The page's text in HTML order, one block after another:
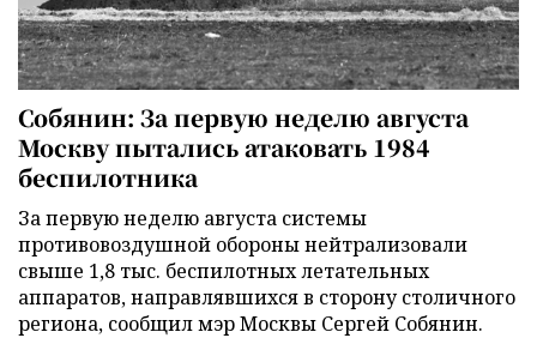
Собянин: За первую неделю августа
Москву пытались атаковать 1984
беспилотника
За первую неделю августа системы
противовоздушной обороны нейтрализовали
свыше 1,8 тыс. беспилотных летательных
аппаратов, направлявшихся в сторону столичного
региона, сообщил мэр Москвы Сергей Собянин.